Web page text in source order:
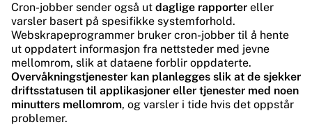
Cron-jobber sender også ut daglige rapporter eller
varsler basert på spesifikke systemforhold.
Webskrapeprogrammer bruker cron-jobber til å hente
ut oppdatert informasjon fra nettsteder med jevne
mellomrom, slik at dataene forblir oppdaterte.
Overvåkningstjenester kan planlegges slik at de sjekker
driftsstatusen til applikasjoner eller tjenester med noen
minutters mellomrom, og varsler i tide hvis det oppstår
problemer.